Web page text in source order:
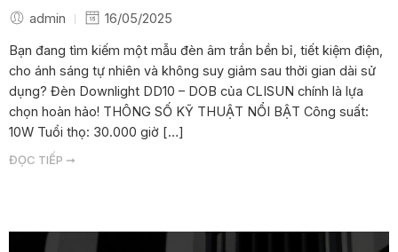
admin 16/05/2025
Bạn đang tìm kiếm một mẫu đèn âm trần bền bỉ, tiết kiệm điện,
cho ánh sáng tự nhiên và không suy giảm sau thời gian dài sử
dụng? Đèn Downlight DD10 – DOB của CLISUN chính là lựa
chọn hoàn hảo! THÔNG SỐ KỸ THUẬT NỔI BẬT Công suất:
10W Tuổi thọ: 30.000 giờ […]
ĐỌC TIẾP ➞